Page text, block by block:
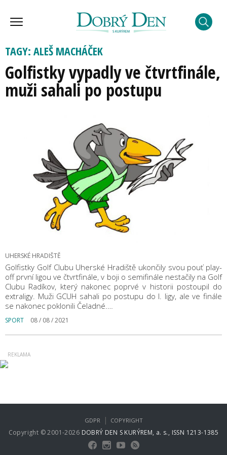
TAGY: ALEŠ MACHÁČEK
Golfistky vypadly ve čtvrtfinále,
muži sahali po postupu
UHERSKÉ HRADIŠTĚ
Golfistky Golf Clubu Uherské Hradiště ukončily svou pouť play-
off první ligou ve čtvrtfinále, v boji o semifinále nestačily na Golf
Clubu Radíkov, který nakonec poprvé v historii postoupil do
extraligy. Muži GCUH sahali po postupu do I. ligy, ale ve finále
se nakonec poklonili Čeladné.…
SPORT 08 / 08 / 2021
Copyright © 2001-2026 DOBRÝ DEN S KURÝREM, a. s., ISSN 1213-1385
GDPR | COPYRIGHT